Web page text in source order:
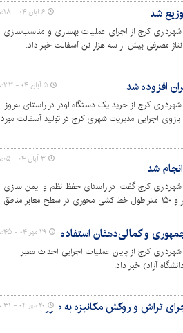
کرج از اجرای عملیات بهسازی و مناسب‌سازی
۶ آبان ۰۴ - ۰۸:۱۸
افزوده شد
کرج از خرید یک دستگاه لودر در راستای به‌روز
اجرایی مدیریت شهری کرج در تولید آسفالت مورد
۵ آبان ۰۴ - ۰۸:۳۳
کرج گفت: در راستای حفظ نظم و ایمن سازی
عبور و مرور شهروندان، از ابتدای سال جاری، ۴۲ هزار و ۱۵۰ متر طول خط کشی محوری در سطح معابر مناطق
۳ آبان ۰۴ - ۰۸:۰۵
و کمالی‌دهقان استفاده شد
کرج از پایان عملیات اجرایی احداث معبر
۲۹ مهر ۰۴ - ۰۸:۴۵
آسفالت ۲ برابر شد/ اجرای تراش و روکش مکانیزه به صورت
۲۰ مهر ۰۴ - ۰۸:۳۱